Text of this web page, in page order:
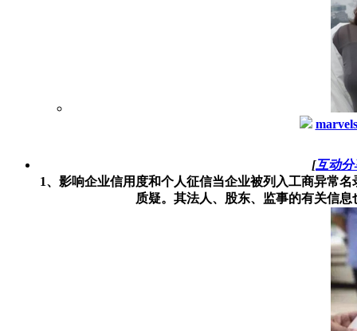
[互动分
1、影响企业信用度和个人征信当企业被列入工商异常
质疑。其法人、股东、监事的有关信